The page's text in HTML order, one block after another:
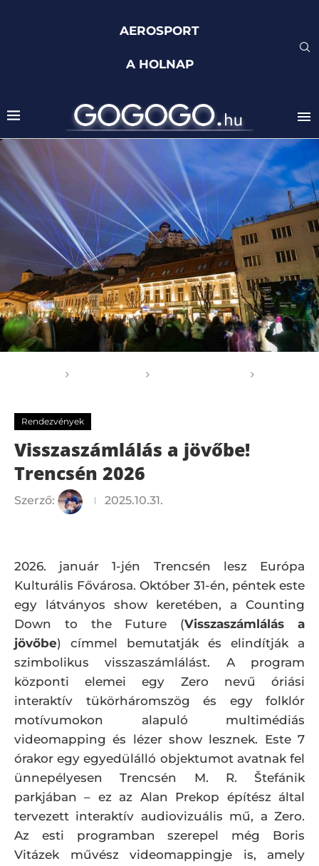
AEROSPORT
A HOLNAP
Rendezvények
Visszaszámlálás a jövőbe!
Trencsén 2026
Szerző: 2025.10.31.
2026. január 1-jén Trencsén lesz Európa
Kulturális Fővárosa. Október 31-én, péntek este
egy látványos show keretében, a Counting
Down to the Future (Visszaszámlálás a
jövőbe) címmel bemutatják és elindítják a
szimbolikus visszaszámlálást. A program
központi elemei egy Zero nevű óriási
interaktív tükörháromszög és egy folklór
motívumokon alapuló multimédiás
videomapping és lézer show lesznek. Este 7
órakor egy egyedülálló objektumot avatnak fel
ünnepélyesen Trencsén M. R. Štefánik
parkjában – ez az Alan Prekop építész által
tervezett interaktív audiovizuális mű, a Zero.
Az esti programban szerepel még Boris
Vitázek művész videomappingje is, amely